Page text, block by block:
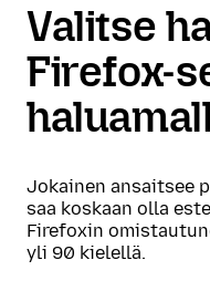
Valitse
Firefox-
Jokainen ansaitsee
saa koskaan olla
Firefoxin
yli 90 kielellä.